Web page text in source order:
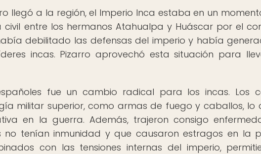
llegó a la región, el Imperio Inca estaba en un
entre los hermanos Atahualpa y Huáscar por el
debilitado las defensas del imperio y había
incas. Pizarro aprovechó esta situación para
fue un cambio radical para los incas. Los
militar superior, como armas de fuego y caballos, lo
en la guerra. Además, trajeron consigo
no tenían inmunidad y que causaron estragos en la
con las tensiones internas del imperio,